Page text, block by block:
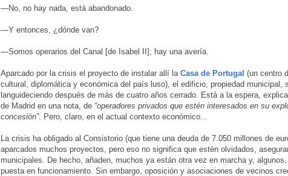
—No, no hay nada, está abandonado.
—Y entonces, ¿dónde van?
—Somos operarios del Canal [de Isabel II]; hay una avería.
Aparcado por la crisis el proyecto de instalar allí la Casa de Portugal (un centro
cultural, diplomática y económica del país luso), el edificio, propiedad municipal,
languideciendo después de más de cuatro años cerrado. Está a la espera,
de Madrid en una nota, de “operadores privados que estén interesados en su
concesión”. Pero, claro, en el actual contexto económico...
La crisis ha obligado al Consistorio (que tiene una deuda de 7.050 millones de
aparcados muchos proyectos, pero eso no significa que estén olvidados,
municipales. De hecho, añaden, muchos ya están otra vez en marcha y,
puesta en funcionamiento. Sin embargo, oposición y asociaciones de vecinos